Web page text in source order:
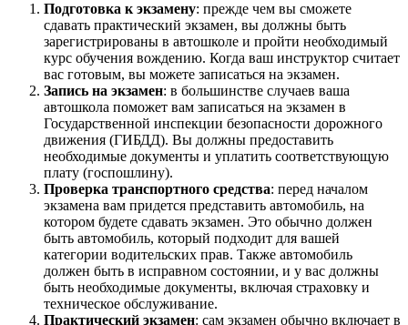
Подготовка к экзамену: прежде чем вы сможете
сдавать практический экзамен, вы должны быть
зарегистрированы в автошколе и пройти необходимый
курс обучения вождению. Когда ваш инструктор считает
вас готовым, вы можете записаться на экзамен.
Запись на экзамен: в большинстве случаев ваша
автошкола поможет вам записаться на экзамен в
Государственной инспекции безопасности дорожного
движения (ГИБДД). Вы должны предоставить
необходимые документы и уплатить соответствующую
плату (госпошлину).
Проверка транспортного средства: перед началом
экзамена вам придется представить автомобиль, на
котором будете сдавать экзамен. Это обычно должен
быть автомобиль, который подходит для вашей
категории водительских прав. Также автомобиль
должен быть в исправном состоянии, и у вас должны
быть необходимые документы, включая страховку и
техническое обслуживание.
Практический экзамен: сам экзамен обычно включает в